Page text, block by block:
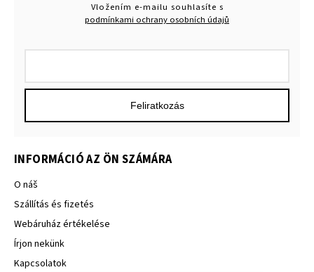
INFORMÁCIÓ AZ ÖN SZÁMÁRA
O náš
Szállítás és fizetés
Webáruház értékelése
Írjon nekünk
Kapcsolatok
Vložením e-mailu souhlasíte s
podmínkami ochrany osobních údajů
Feliratkozás